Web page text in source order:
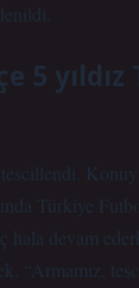
5 yıldız
tescillendi.
Türkiye
hala devam
“Armamız,